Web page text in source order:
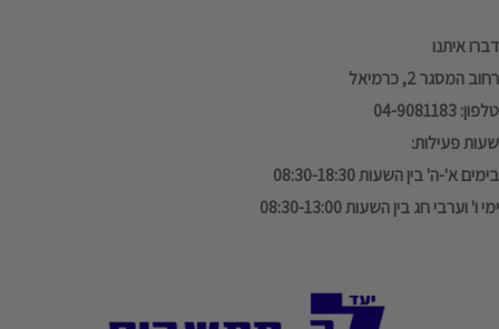
דברו איתנו
רחוב המסגר 2, כרמיאל
טלפון: 04-9081183
שעות פעילות:
בימים א'-ה' בין השעות 08:30-18:30
ימי ו' וערבי חג בין השעות 08:30-13:00